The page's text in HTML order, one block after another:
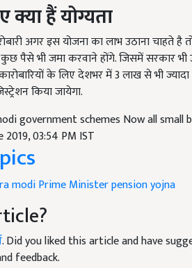
हैं योग्यता
अगर इस योजना का लाभ उठाना
पैसे भी जमा करवाने होंगे. जिसमें सरकार
के लिए देशभर में 3 लाख से भी
किया जायेगा.
government schemes Now all small
2019, 03:54 PM IST
modiPrime Ministerpension yojna
. Did you liked this article and have
feedback.